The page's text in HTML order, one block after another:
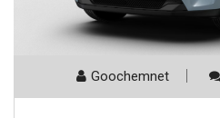
Goochemnet